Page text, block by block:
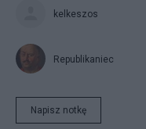
kelkeszos
Republikaniec
Napisz notkę